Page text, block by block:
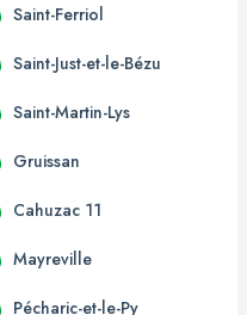
Saint-Ferriol
Saint-Just-et-le-Bézu
Saint-Martin-Lys
Gruissan
Cahuzac 11
Mayreville
Pécharic-et-le-Py